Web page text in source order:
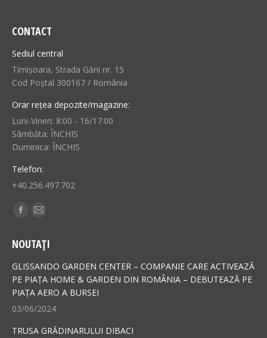
CONTACT
Sediul central
Timișoara, Strada Gării nr. 15
Cod Poștal 300167 / România
Orar rețea depozite/magazine:
Luni-Vineri: 8:00 - 16/17:00
Sâmbăta: ÎNCHIS
Duminica: ÎNCHIS
Telefon:
+40.256.497.702
Find us on:
Facebook
opens
in
new
window
Mail
opens
in
new
window
NOUTAȚI
GLISSANDO GARDEN CENTER – COMPANIE CARE ACTIVEAZĂ
PE PIAȚA HOME & GARDEN DIN ROMÂNIA – DEBUTEAZĂ PE
PIAȚA AERO A BURSEI
03/06/2024
TRUSA GRĂDINARULUI DIBACI